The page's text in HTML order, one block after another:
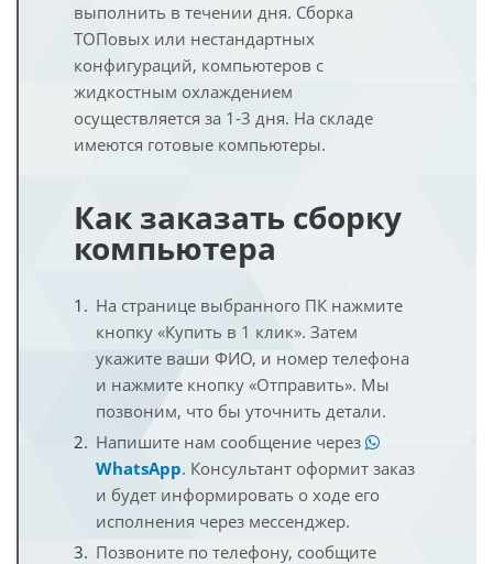
выполнить в течении дня. Сборка
ТОПовых или нестандартных
конфигураций, компьютеров с
жидкостным охлаждением
осуществляется за 1-3 дня. На складе
имеются готовые компьютеры.
Как заказать сборку
компьютера
На странице выбранного ПК нажмите
кнопку «Купить в 1 клик». Затем
укажите ваши ФИО, и номер телефона
и нажмите кнопку «Отправить». Мы
позвоним, что бы уточнить детали.
Напишите нам сообщение через
WhatsApp. Консультант оформит заказ
и будет информировать о ходе его
исполнения через мессенджер.
Позвоните по телефону, сообщите